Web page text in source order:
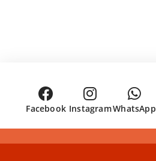
Facebook InstagramWhatsApp